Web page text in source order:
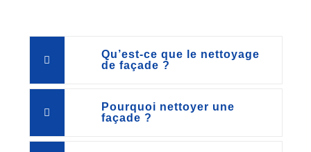
Qu’est-ce que le nettoyage
de façade ?
Pourquoi nettoyer une
façade ?